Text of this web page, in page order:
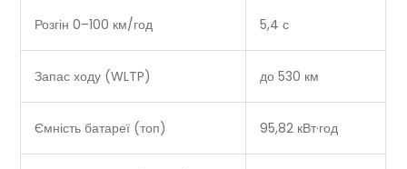
Розгін 0–100 км/год 5,4 с
Запас ходу (WLTP) до 530 км
Ємність батареї (топ) 95,82 кВт·год